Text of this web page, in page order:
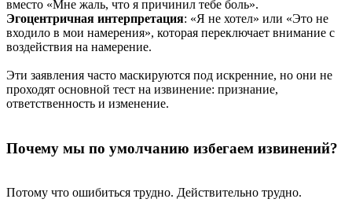
вместо «Мне жаль, что я причинил тебе боль».
Эгоцентричная интерпретация: «Я не хотел» или «Это не
входило в мои намерения», которая переключает внимание с
воздействия на намерение.
Эти заявления часто маскируются под искренние, но они не
проходят основной тест на извинение: признание,
ответственность и изменение.
Почему мы по умолчанию избегаем извинений?
Потому что ошибиться трудно. Действительно трудно.